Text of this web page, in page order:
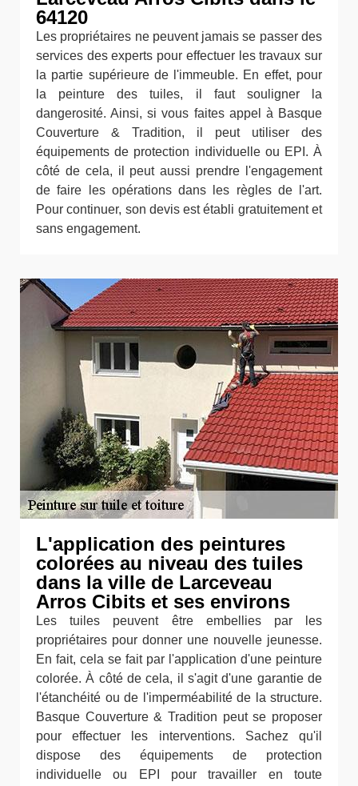
64120
Les propriétaires ne peuvent jamais se passer des
services des experts pour effectuer les travaux sur
la partie supérieure de l'immeuble. En effet, pour
la peinture des tuiles, il faut souligner la
dangerosité. Ainsi, si vous faites appel à Basque
Couverture & Tradition, il peut utiliser des
équipements de protection individuelle ou EPI. À
côté de cela, il peut aussi prendre l'engagement
de faire les opérations dans les règles de l'art.
Pour continuer, son devis est établi gratuitement et
sans engagement.
L'application des peintures
colorées au niveau des tuiles
dans la ville de Larceveau
Arros Cibits et ses environs
Les tuiles peuvent être embellies par les
propriétaires pour donner une nouvelle jeunesse.
En fait, cela se fait par l'application d'une peinture
colorée. À côté de cela, il s'agit d'une garantie de
l'étanchéité ou de l'imperméabilité de la structure.
Basque Couverture & Tradition peut se proposer
pour effectuer les interventions. Sachez qu'il
dispose des équipements de protection
individuelle ou EPI pour travailler en toute